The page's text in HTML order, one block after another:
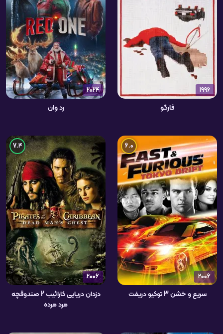
1996
فارگو
2024
رد وان
2006
6.0
سریع و خشن 3 توکیو دریفت
2006
7.4
دزدان دریایی کارائیب 2 صندوقچه
مرد مرده